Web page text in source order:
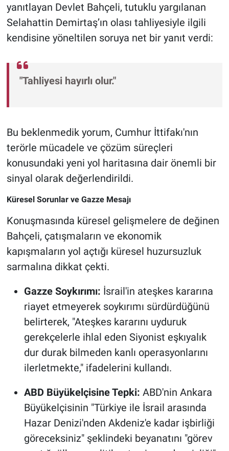
yanıtlayan Devlet Bahçeli, tutuklu yargılanan
Selahattin Demirtaş’ın olası tahliyesiyle ilgili
kendisine yöneltilen soruya net bir yanıt verdi:
"Tahliyesi hayırlı olur."
Bu beklenmedik yorum, Cumhur İttifakı'nın
terörle mücadele ve çözüm süreçleri
konusundaki yeni yol haritasına dair önemli bir
sinyal olarak değerlendirildi.
Küresel Sorunlar ve Gazze Mesajı
Konuşmasında küresel gelişmelere de değinen
Bahçeli, çatışmaların ve ekonomik
kapışmaların yol açtığı küresel huzursuzluk
sarmalına dikkat çekti.
Gazze Soykırımı: İsrail'in ateşkes kararına
riayet etmeyerek soykırımı sürdürdüğünü
belirterek, "Ateşkes kararını uyduruk
gerekçelerle ihlal eden Siyonist eşkıyalık
dur durak bilmeden kanlı operasyonlarını
ilerletmekte," ifadelerini kullandı.
ABD Büyükelçisine Tepki: ABD'nin Ankara
Büyükelçisinin "Türkiye ile İsrail arasında
Hazar Denizi'nden Akdeniz'e kadar işbirliği
göreceksiniz" şeklindeki beyanatını "görev